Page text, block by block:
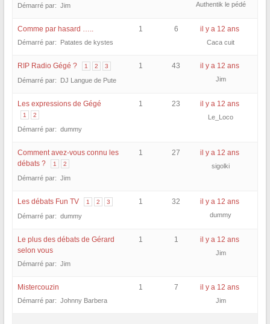
Démarré par: Jim Authentik le pédé
Comme par hasard …..
Démarré par: Patates de kystes
1 6 il y a 12 ans
Caca cuit
RIP Radio Gégé ? 1 2 3
Démarré par: DJ Langue de Pute
1 43 il y a 12 ans
Jim
Les expressions de Gégé
1 2
Démarré par: dummy
1 23 il y a 12 ans
Le_Loco
Comment avez-vous connu les
débats ?
1 2
Démarré par: Jim
1 27 il y a 12 ans
sigolki
Les débats Fun TV 1 2 3
Démarré par: dummy
1 32 il y a 12 ans
dummy
Le plus des débats de Gérard
selon vous
Démarré par: Jim
1 1 il y a 12 ans
Jim
Mistercouzin
Démarré par: Johnny Barbera
1 7 il y a 12 ans
Jim